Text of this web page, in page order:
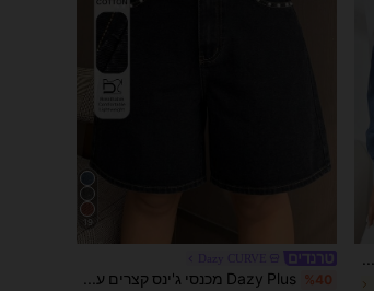
19
%40